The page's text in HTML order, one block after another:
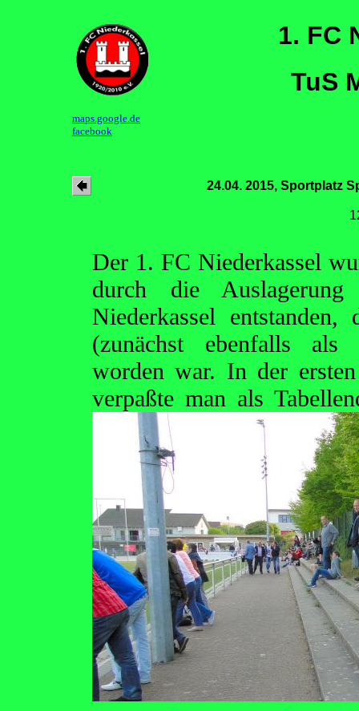
1. FC
TuS
maps.google.de
facebook
24.04. 2015, Sportplatz
Der 1. FC Niederkassel
durch die
Niederkassel
(zunächst ebenfalls als
worden war. In der
verpaßte man als